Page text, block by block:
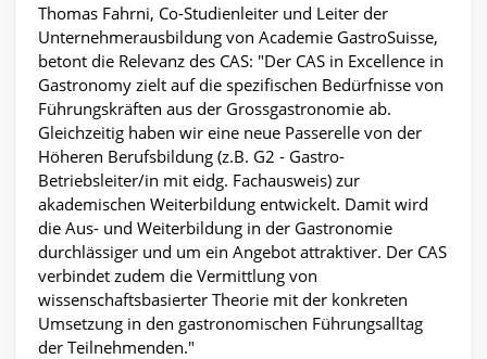
Thomas Fahrni, Co-Studienleiter und Leiter der
Unternehmerausbildung von Academie GastroSuisse,
betont die Relevanz des CAS: "Der CAS in Excellence in
Gastronomy zielt auf die spezifischen Bedürfnisse von
Führungskräften aus der Grossgastronomie ab.
Gleichzeitig haben wir eine neue Passerelle von der
Höheren Berufsbildung (z.B. G2 - Gastro-
Betriebsleiter/in mit eidg. Fachausweis) zur
akademischen Weiterbildung entwickelt. Damit wird
die Aus- und Weiterbildung in der Gastronomie
durchlässiger und um ein Angebot attraktiver. Der CAS
verbindet zudem die Vermittlung von
wissenschaftsbasierter Theorie mit der konkreten
Umsetzung in den gastronomischen Führungsalltag
der Teilnehmenden."